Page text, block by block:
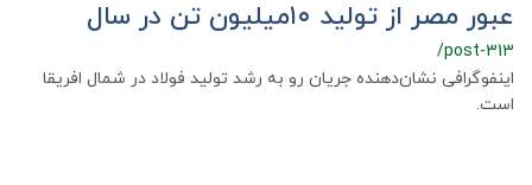
عبور مصر از تولید ۱۰میلیون تن در سال
/post-313
اینفوگرافی نشان‌دهنده جریان رو به رشد تولید فولاد در شمال افریقا
است.